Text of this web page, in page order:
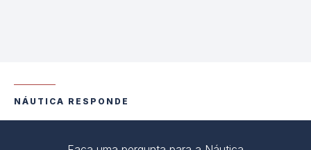
NÁUTICA RESPONDE